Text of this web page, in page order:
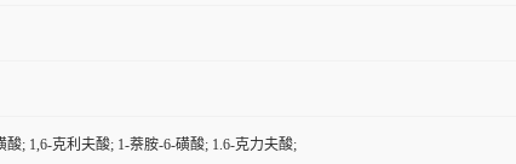
酸; 1,6-克利夫酸; 1-萘胺-6-磺酸; 1.6-克力夫酸;